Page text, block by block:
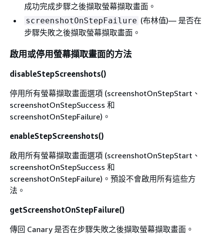
成功完成步驟之後擷取螢幕擷取畫面。
screenshotOnStepFailure (布林值)— 是否在
步驟失敗之後擷取螢幕擷取畫面。
啟用或停用螢幕擷取畫面的方法
disableStepScreenshots()
停用所有螢幕擷取畫面選項 (screenshotOnStepStart、
screenshotOnStepSuccess 和
screenshotOnStepFailure)。
enableStepScreenshots()
啟用所有螢幕擷取畫面選項 (screenshotOnStepStart、
screenshotOnStepSuccess 和
screenshotOnStepFailure)。預設不會啟用所有這些方
法。
getScreenshotOnStepFailure()
傳回 Canary 是否在步驟失敗之後擷取螢幕擷取畫面。